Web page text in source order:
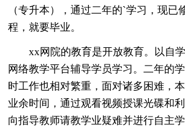
（专升本），通过二年的`学习，现已
程，就要毕业。
xx网院的教育是开放教育。以自学
网络教学平台辅导学员学习。二年的
时工作也相对繁重，面对诸多困难，
业余时间，通过观看视频授课光碟和
向指导教师请教学业疑难并进行自主学